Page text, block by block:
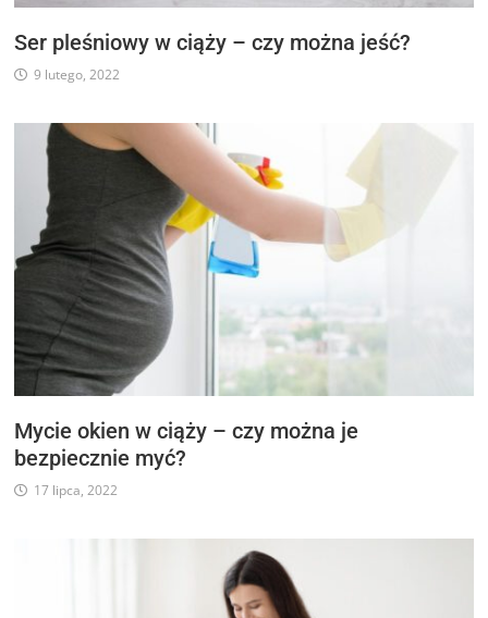
Ser pleśniowy w ciąży – czy można jeść?
9 lutego, 2022
Mycie okien w ciąży – czy można je
bezpiecznie myć?
17 lipca, 2022